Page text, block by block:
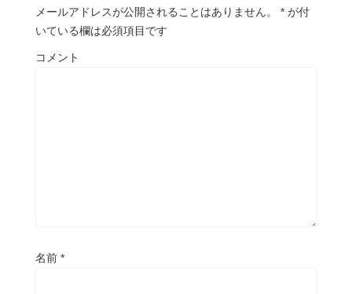
メールアドレスが公開されることはありません。 * が付
いている欄は必須項目です
コメント
名前 *